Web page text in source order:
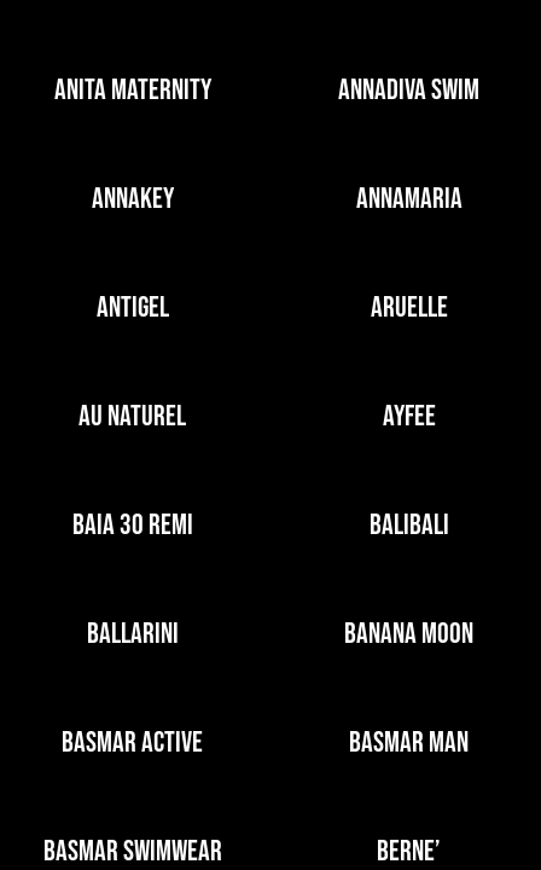
ANITA MATERNITY ANNADIVA SWIM
ANNAKEY ANNAMARIA
ANTIGEL ARUELLE
AU NATUREL AYFEE
BAIA 30 REMI BALIBALI
BALLARINI BANANA MOON
BASMAR ACTIVE BASMAR MAN
BASMAR SWIMWEAR BERNE’